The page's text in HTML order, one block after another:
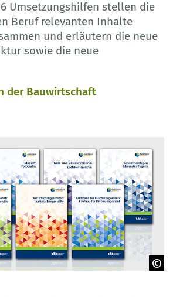
Umsetzungshilfen stellen die
Beruf relevanten Inhalte
und erläutern die neue
sowie die neue
der Bauwirtschaft